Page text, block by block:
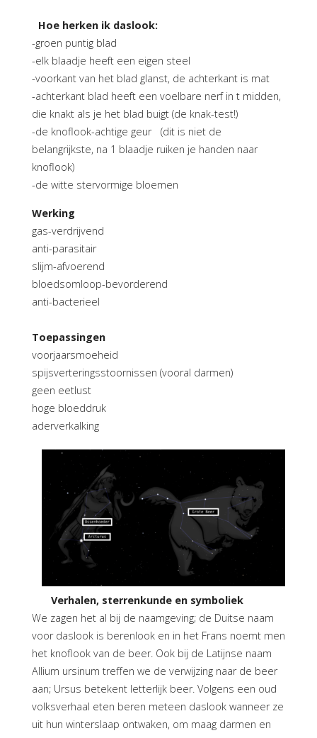
Hoe herken ik daslook:
-groen puntig blad
-elk blaadje heeft een eigen steel
-voorkant van het blad glanst, de achterkant is mat
-achterkant blad heeft een voelbare nerf in t midden,
die knakt als je het blad buigt (de knak-test!)
-de knoflook-achtige geur (dit is niet de
belangrijkste, na 1 blaadje ruiken je handen naar
knoflook)
-de witte stervormige bloemen
Werking
gas-verdrijvend
anti-parasitair
slijm-afvoerend
bloedsomloop-bevorderend
anti-bacterieel
Toepassingen
voorjaarsmoeheid
spijsverteringsstoornissen (vooral darmen)
geen eetlust
hoge bloeddruk
aderverkalking
Verhalen, sterrenkunde en symboliek
We zagen het al bij de naamgeving; de Duitse naam
voor daslook is berenlook en in het Frans noemt men
het knoflook van de beer. Ook bij de Latijnse naam
Allium ursinum treffen we de verwijzing naar de beer
aan; Ursus betekent letterlijk beer. Volgens een oud
volksverhaal eten beren meteen daslook wanneer ze
uit hun winterslaap ontwaken, om maag darmen en